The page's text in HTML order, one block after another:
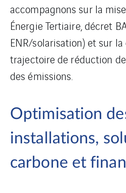
accompagnons sur la
Énergie Tertiaire, décret
ENR/solarisation) et sur
trajectoire de réduction
des émissions.
Optimisation
installations,
carbone et